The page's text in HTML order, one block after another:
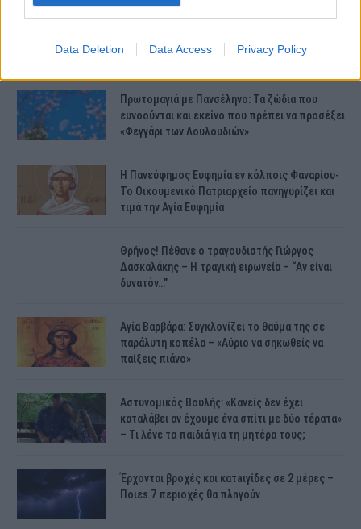
Data Deletion Data Access Privacy Policy
Κεφαλονιά – Έκτακτο: Εσπευσμένα στο
Μυρτούς
Πρωτομαγιά με Πανσέληνο: Τα ζώδια που
ευνοούνται και εκείνο που πρέπει να προσέξει
«Φεγγάρι των Λουλουδιών»
H Πανεύφημος Ευφημία εν κόλποις Φαναρίου-
Το Οικουμενικό Πατριαρχείο πανηγυρίζει και
τιμά την Αγία Ευφημία
Θρήνος! Πέθανε ο τραγουδιστής Γιώργος
Δασκαλάκης – Η τραγική ειρωνεία – “Αν είναι
δυνατόν…”
Αγία Βαρβάρα: Συγκλονίζει το θαύμα της σε
παράλυτη κοπέλα – «Αύριο να σηκωθείς να
παίξεις πιάνο»
Αστυνομικός Bουλής: «Κανείς δεν έχει
καταλάβει αν έχουμε ένα σπίτι με δύο τέρατα»
– Τι λένε τα παιδιά για τη μητέρα τους;
Έρχονται βροχές και κατaιγίδες σε 2 μέpες –
Ποιεs 7 πεpιοχές θα πλnγούν